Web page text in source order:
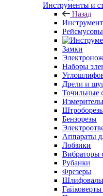
Инструменты и
Назад
Замки
Наборы
Дрели и
Точильные
Бензорезы
Аппараты
Лобзики
Вибраторы
Рубанки
Фрезеры